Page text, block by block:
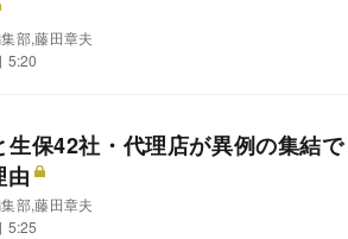
部,藤田章夫
5:20
生保42社・代理店が異例の集結
由
部,藤田章夫
5:25